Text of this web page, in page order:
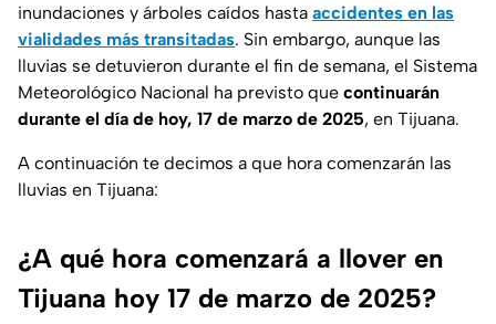
inundaciones y árboles caídos hasta accidentes en las
vialidades más transitadas. Sin embargo, aunque las
lluvias se detuvieron durante el fin de semana, el Sistema
Meteorológico Nacional ha previsto que continuarán
durante el día de hoy, 17 de marzo de 2025, en Tijuana.
A continuación te decimos a que hora comenzarán las
lluvias en Tijuana:
¿A qué hora comenzará a llover en
Tijuana hoy 17 de marzo de 2025?